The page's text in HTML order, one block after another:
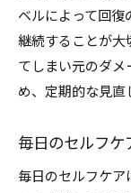
ベルによって回復
継続することが大
てしまい元のダメ
め、定期的な見直
毎日のセルフケ
毎日のセルフケア